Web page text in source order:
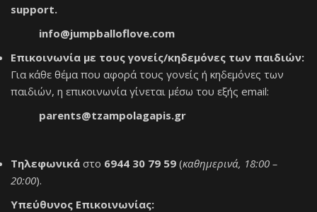
support.
info@jumpballoflove.com
Επικοινωνία με τους γονείς/κηδεμόνες των παιδιών:
Για κάθε θέμα που αφορά τους γονείς ή κηδεμόνες των
παιδιών, η επικοινωνία γίνεται μέσω του εξής email:
parents@tzampolagapis.gr
Τηλεφωνικά στο 6944 30 79 59 (καθημερινά, 18:00 –
20:00).
Υπεύθυνος Επικοινωνίας: